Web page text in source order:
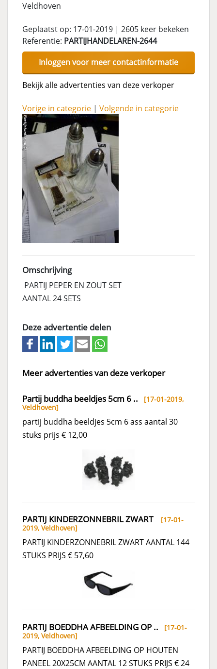
Veldhoven
Geplaatst op: 17-01-2019 | 2605 keer bekeken
Referentie: PARTIJHANDELAREN-2644
Inloggen voor meer contactinformatie
Bekijk alle advertenties van deze verkoper
Vorige in categorie | Volgende in categorie
Omschrijving
PARTIJ PEPER EN ZOUT SET
AANTAL 24 SETS
Deze advertentie delen
Meer advertenties van deze verkoper
Partij buddha beeldjes 5cm 6 .. [17-01-2019,
Veldhoven]
partij buddha beeldjes 5cm 6 ass aantal 30
stuks prijs € 12,00
PARTIJ KINDERZONNEBRIL ZWART
[17-01-
2019, Veldhoven]
PARTIJ KINDERZONNEBRIL ZWART AANTAL 144
STUKS PRIJS € 57,60
PARTIJ BOEDDHA AFBEELDING OP .. [17-01-
2019, Veldhoven]
PARTIJ BOEDDHA AFBEELDING OP HOUTEN
PANEEL 20X25CM AANTAL 12 STUKS PRIJS € 24